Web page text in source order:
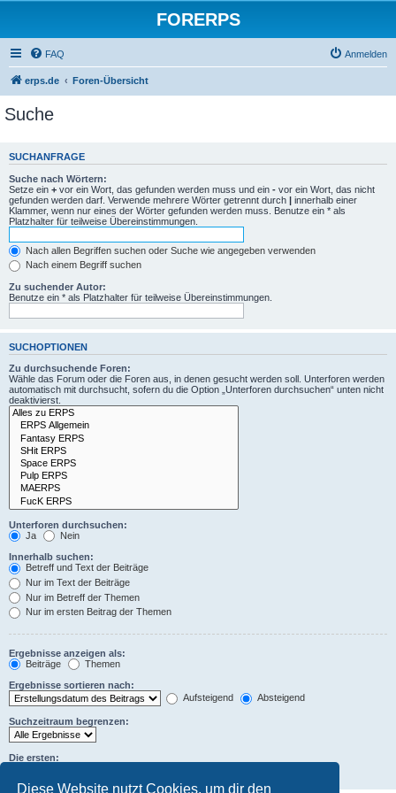
Diese Website nutzt Cookies, um dir den
FORERPS
FAQ Anmelden
erps.de Foren-Übersicht
Suche
SUCHANFRAGE
Suche nach Wörtern:
Setze ein + vor ein Wort, das gefunden werden muss und ein - vor ein Wort, das nicht
gefunden werden darf. Verwende mehrere Wörter getrennt durch | innerhalb einer
Klammer, wenn nur eines der Wörter gefunden werden muss. Benutze ein * als
Platzhalter für teilweise Übereinstimmungen.
Nach allen Begriffen suchen oder Suche wie angegeben verwenden
Nach einem Begriff suchen
Zu suchender Autor:
Benutze ein * als Platzhalter für teilweise Übereinstimmungen.
SUCHOPTIONEN
Zu durchsuchende Foren:
Wähle das Forum oder die Foren aus, in denen gesucht werden soll. Unterforen werden
automatisch mit durchsucht, sofern du die Option „Unterforen durchsuchen“ unten nicht
deaktivierst.
Unterforen durchsuchen:
Ja
Nein
Innerhalb suchen:
Betreff und Text der Beiträge
Nur im Text der Beiträge
Nur im Betreff der Themen
Nur im ersten Beitrag der Themen
Ergebnisse anzeigen als:
Beiträge
Themen
Ergebnisse sortieren nach:
Aufsteigend
Absteigend
Suchzeitraum begrenzen:
Die ersten: